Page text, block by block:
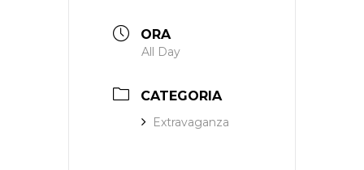
ORA
All Day
CATEGORIA
Extravaganza